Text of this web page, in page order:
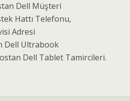
Dell Müşteri
Hattı Telefonu,
Adresi
Dell Ultrabook
Dell Tablet Tamircileri.